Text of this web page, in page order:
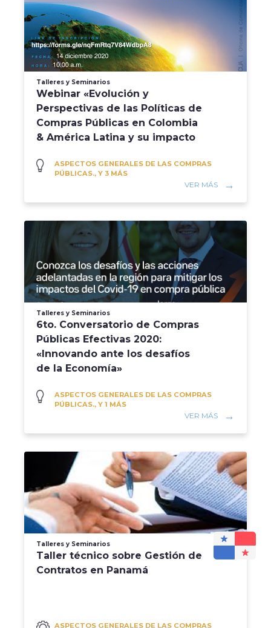
Talleres y Seminarios
Webinar «Evolución y
Perspectivas de las Políticas de
Compras Públicas en Colombia
& América Latina y su impacto
ASPECTOS GENERALES DE LAS COMPRAS
PÚBLICAS., Y 3 MÁS
VER MÁS
Talleres y Seminarios
6to. Conversatorio de Compras
Públicas Efectivas 2020:
«Innovando ante los desafíos
de la Economía»
ASPECTOS GENERALES DE LAS COMPRAS
PÚBLICAS., Y 1 MÁS
VER MÁS
Talleres y Seminarios
Taller técnico sobre Gestión de
Contratos en Panamá
ASPECTOS GENERALES DE LAS COMPRAS